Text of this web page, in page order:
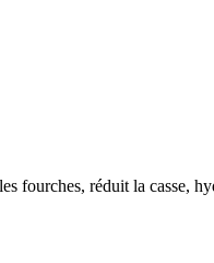
fourches, réduit la casse,